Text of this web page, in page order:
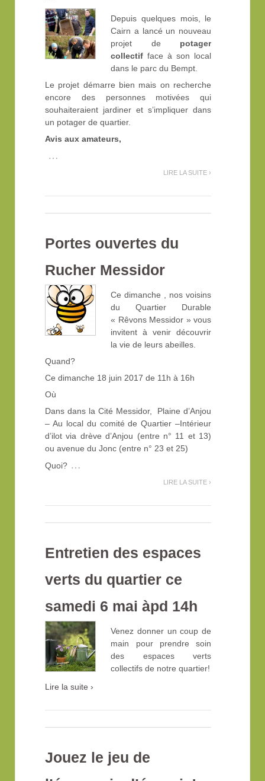
Depuis quelques mois, le
Cairn a lancé un nouveau
projet de potager
collectif face à son local
dans le parc du Bempt.
Le projet démarre bien mais on recherche
encore des personnes motivées qui
souhaiteraient jardiner et s’impliquer dans
un potager de quartier.
Avis aux amateurs,
…
LIRE LA SUITE ›
Portes ouvertes du
Rucher Messidor
Ce dimanche , nos voisins
du Quartier Durable
« Rêvons Messidor » vous
invitent à venir découvrir
la vie de leurs abeilles.
Quand?
Ce dimanche 18 juin 2017 de 11h à 16h
Où
Dans dans la Cité Messidor, Plaine d’Anjou
– Au local du comité de Quartier –Intérieur
d’ilot via drève d’Anjou (entre n° 11 et 13)
ou avenue du Jonc (entre n° 23 et 25)
Quoi? …
LIRE LA SUITE ›
Entretien des espaces
verts du quartier ce
samedi 6 mai àpd 14h
Venez donner un coup de
main pour prendre soin
des espaces verts
collectifs de notre quartier!
Lire la suite ›
Jouez le jeu de